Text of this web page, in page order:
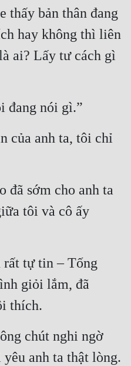
thấy bản thân đang
hay không thì liên
ai? Lấy tư cách gì
đang nói gì.”
của anh ta, tôi chỉ
đã sớm cho anh ta
tôi và cô ấy
rất tự tin – Tống
giỏi lắm, đã
thích.
chút nghi ngờ
anh ta thật lòng.